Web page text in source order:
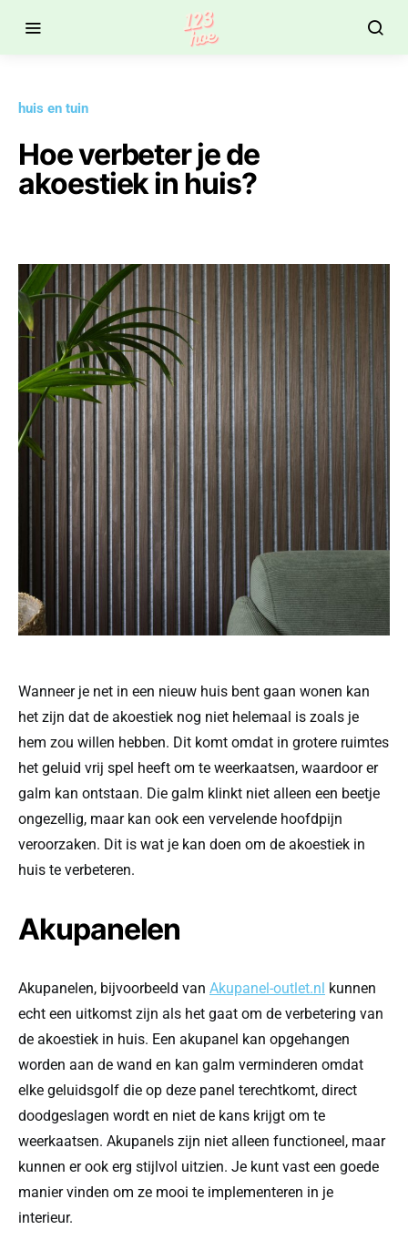
huis en tuin
Hoe verbeter je de
akoestiek in huis?
Wanneer je net in een nieuw huis bent gaan wonen kan
het zijn dat de akoestiek nog niet helemaal is zoals je
hem zou willen hebben. Dit komt omdat in grotere ruimtes
het geluid vrij spel heeft om te weerkaatsen, waardoor er
galm kan ontstaan. Die galm klinkt niet alleen een beetje
ongezellig, maar kan ook een vervelende hoofdpijn
veroorzaken. Dit is wat je kan doen om de akoestiek in
huis te verbeteren.
Akupanelen
Akupanelen, bijvoorbeeld van Akupanel-outlet.nl kunnen
echt een uitkomst zijn als het gaat om de verbetering van
de akoestiek in huis. Een akupanel kan opgehangen
worden aan de wand en kan galm verminderen omdat
elke geluidsgolf die op deze panel terechtkomt, direct
doodgeslagen wordt en niet de kans krijgt om te
weerkaatsen. Akupanels zijn niet alleen functioneel, maar
kunnen er ook erg stijlvol uitzien. Je kunt vast een goede
manier vinden om ze mooi te implementeren in je
interieur.